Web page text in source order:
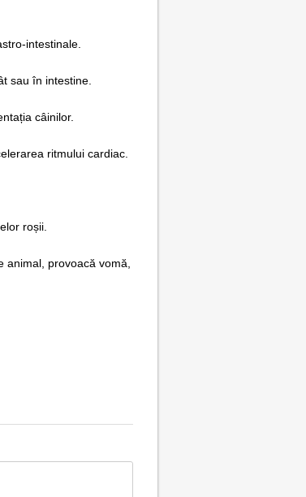
intestinale.
sau în intestine.
câinilor.
ritmului cardiac.
roșii.
provoacă vomă,